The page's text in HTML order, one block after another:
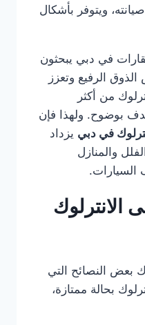
ويتوفر بأشكال
في دبي يبحثون
الرفيع وتعزز
من أكثر
بوضوح. ولهذا فإن
في دبي يزداد
والمنازل
السيارات.
الانترلوك
بعض النصائح التي
بحالة ممتازة،